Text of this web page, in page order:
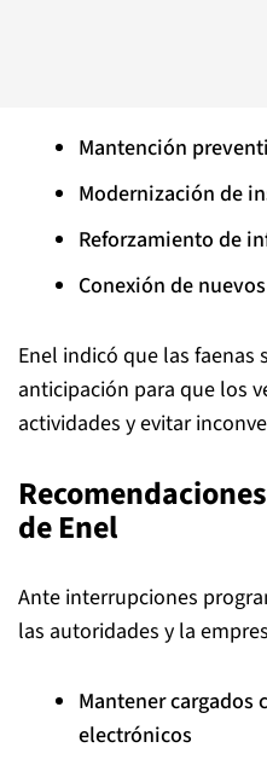
Mantención
Modernización de
Reforzamiento de
Conexión de
Enel indicó que las faenas
anticipación para que los
actividades y evitar
de Enel
Ante interrupciones
las autoridades y la
Mantener
electrónicos